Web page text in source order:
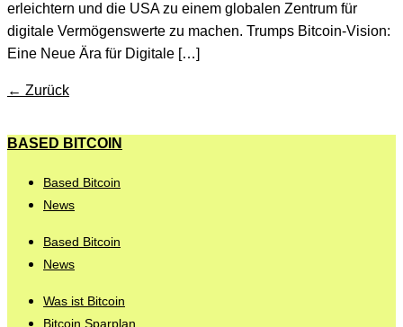
erleichtern und die USA zu einem globalen Zentrum für
digitale Vermögenswerte zu machen. Trumps Bitcoin-Vision:
Eine Neue Ära für Digitale […]
← Zurück
BASED BITCOIN
Based Bitcoin
News
Based Bitcoin
News
Was ist Bitcoin
Bitcoin Sparplan